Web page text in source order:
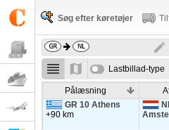
Søg efter køretøjer
Lastbillad-type
Pålæsning
GR 10 Athens
+90 km